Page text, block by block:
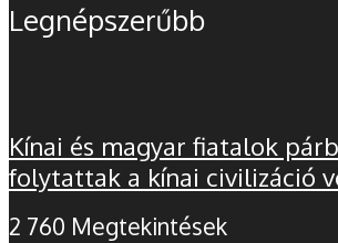
Legnépszerűbb
Kínai és magyar fiatalok
folytattak a kínai civilizáció
2 760 Megtekintések